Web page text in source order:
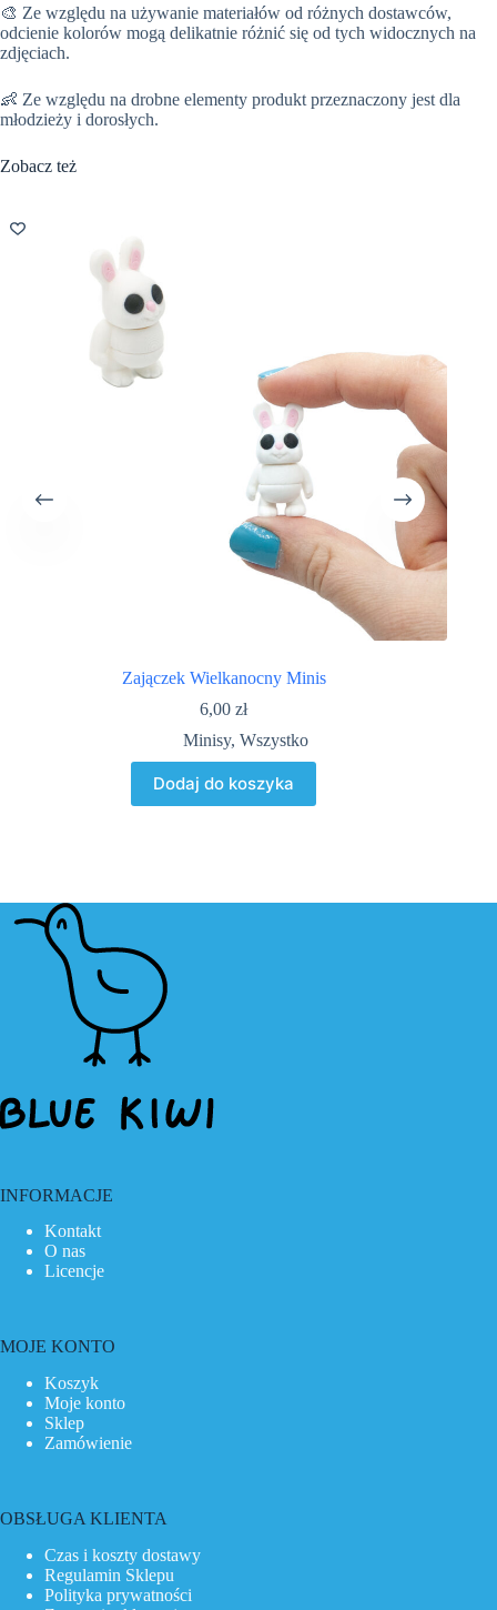
🎨 Ze względu na używanie materiałów od różnych dostawców,
odcienie kolorów mogą delikatnie różnić się od tych widocznych na
zdjęciach.
👶 Ze względu na drobne elementy produkt przeznaczony jest dla
młodzieży i dorosłych.
Zobacz też
Zajączek Wielkanocny Minis
6,00zł
Minisy,Wszystko
Dodaj do koszyka
INFORMACJE
Kontakt
O nas
Licencje
MOJE KONTO
Koszyk
Moje konto
Sklep
Zamówienie
OBSŁUGA KLIENTA
Czas i koszty dostawy
Regulamin Sklepu
Polityka prywatności